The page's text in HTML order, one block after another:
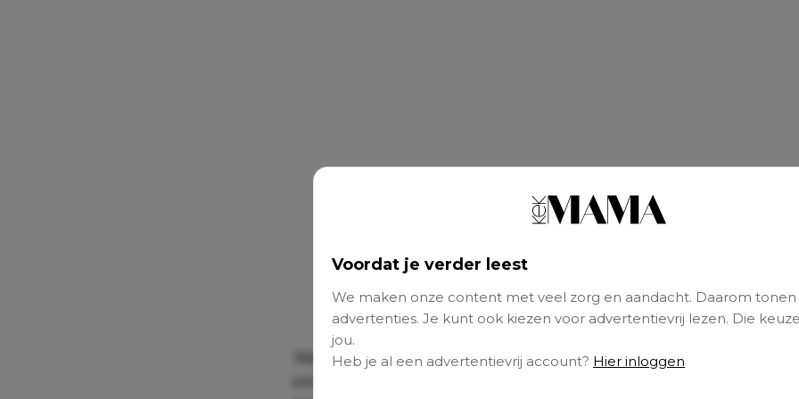
Voordat je verder leest
We maken onze content met veel zorg en aandacht. Daarom tonen
advertenties. Je kunt ook kiezen voor advertentievrij lezen. Die
jou.
Heb je al een advertentievrij account? Hier inloggen
‘Als je naar deze grafiek kijkt, zie je dat jouw dochter echt
onderkant van de lijn zit met haar gewicht. Als dat de